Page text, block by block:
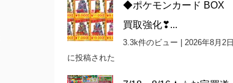
イ
ブ
◆ポケモンカード BOX
買取強化❣...
3.3k件のビュー
2026年8月2日
に投稿された